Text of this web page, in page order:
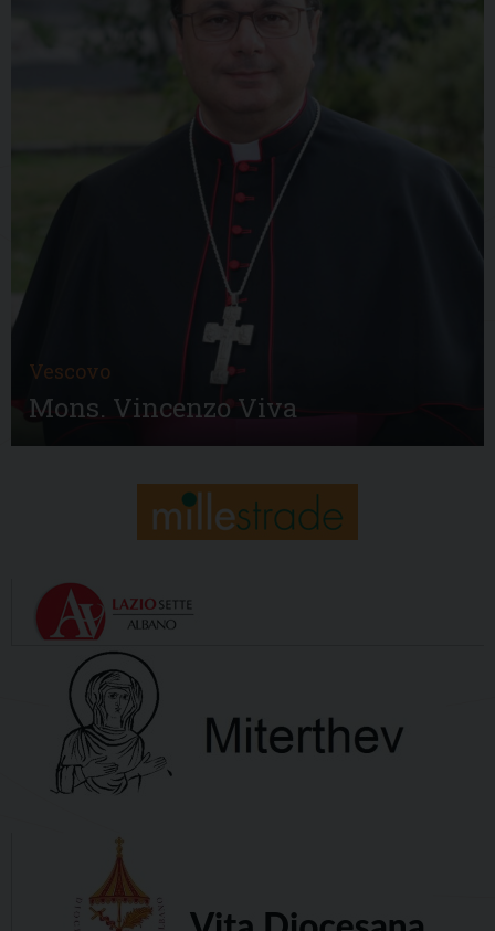
Vescovo
Mons. Vincenzo Viva